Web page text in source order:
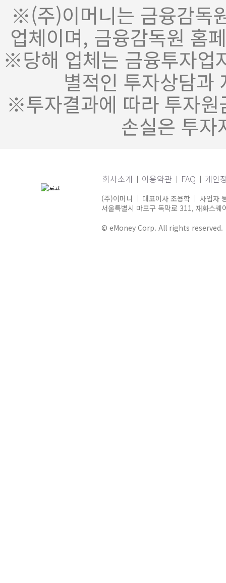
※(주)이머니는 금융감독
업체이며, 금융감독원 홈
※당해 업체는 금융투자업
별적인 투자상담과
※투자결과에 따라 투자원
손실은 투자
회사소개 이용약관 FAQ 개인
(주)이머니 대표이사 조용학
사업자
서울특별시 마포구 독막로 311, 재화스
© eMoney Corp. All rights reserved.